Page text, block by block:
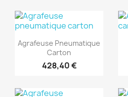
Aperçu rapide
Agrafeuse Pneumatique
Carton
428,40 €
(1)